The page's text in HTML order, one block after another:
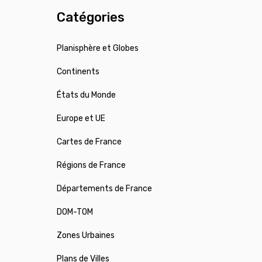
Catégories
Planisphère et Globes
Continents
États du Monde
Europe et UE
Cartes de France
Régions de France
Départements de France
DOM-TOM
Zones Urbaines
Plans de Villes